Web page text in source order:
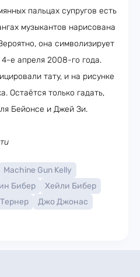
пальцах супругов есть
музыкантов нарисована
она символизирует
е апреля 2008-го года.
тату, и на рисунке
Остаётся только гадать,
Бейонсе и Джей Зи.
Machine Gun Kelly
Бибер
Хейли Бибер
Джо Джонас